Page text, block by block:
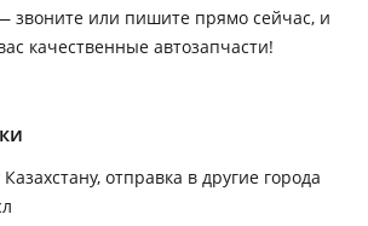
звоните или пишите прямо сейчас, и
качественные автозапчасти!
отправка в другие города